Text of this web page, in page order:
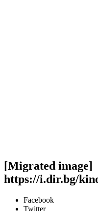
[Migrated image]
https://i.dir.bg/
Facebook
Twitter